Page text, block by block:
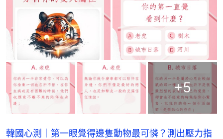
+5
韓國心測｜第一眼覺得邊隻動物最可憐？測出壓力指